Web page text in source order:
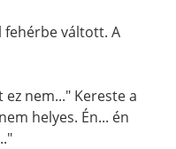
fehérbe váltott. A
ez nem..." Kereste a
helyes. Én... én